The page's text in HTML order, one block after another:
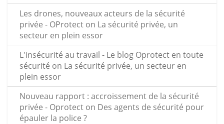
Les drones, nouveaux acteurs de la sécurité
privée - OProtect on La sécurité privée, un
secteur en plein essor
L'insécurité au travail - Le blog Oprotect en toute
sécurité on La sécurité privée, un secteur en
plein essor
Nouveau rapport : accroissement de la sécurité
privée - Oprotect on Des agents de sécurité pour
épauler la police ?